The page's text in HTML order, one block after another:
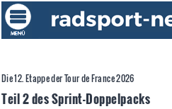
Die 12. Etappe der Tour de France 2026
Teil 2 des Sprint-Doppelpacks